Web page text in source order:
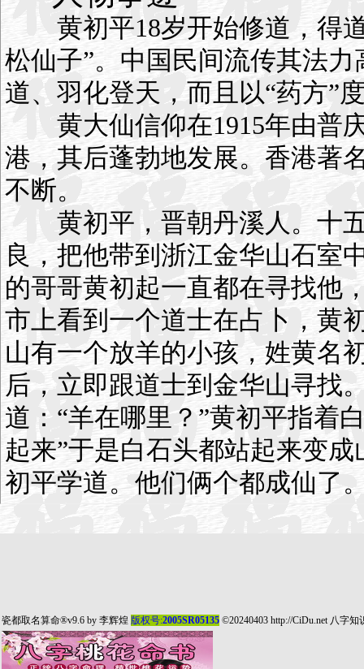
黄初平18岁开始修道，得道
松仙子”。中国民间流传其法
道、羽化登天，而且以“药方”
黄大仙信仰在1915年由普
港，其后蓬勃地发展。香港著
不断。
黄初平，晋朝丹溪人。十五
良，把他带到浙江金华山石室
的哥哥黄初起一直都在寻找他
市上看到一个道士在占卜，黄
山有一个放羊的小孩，姓黄名
后，立即跟道士到金华山寻找
道：“羊在哪里？”黄初平指着
起来”于是白石头都站起来变
初平学道。他们俩个都成仙了
瓷都取名算命®v9.6 by 李辉煌 版权号:2005SR05135 ©20240403 http://CiDu.net 八字知